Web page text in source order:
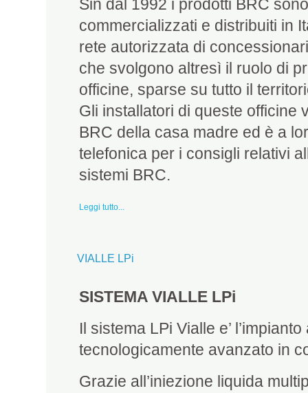
Sin dal 1992 i prodotti BRC sono
commercializzati e distribuiti in
rete autorizzata di
che svolgono altresì il ruolo di
officine, sparse su tutto il
Gli installatori di queste officine
BRC della casa madre ed è a
telefonica per i consigli relativi
sistemi BRC.
Leggi tutto...
VIALLE LPi
SISTEMA VIALLE LPi
Il sistema LPi Vialle e’
tecnologicamente avanzato in
Grazie all’iniezione liquida